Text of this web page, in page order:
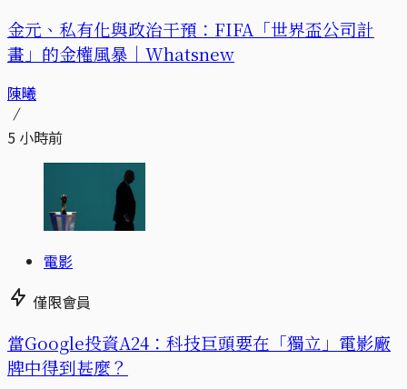
金元、私有化與政治干預：FIFA「世界盃公司計
畫」的金權風暴｜Whatsnew
陳曦
5 小時前
電影
僅限會員
當Google投資A24：科技巨頭要在「獨立」電影廠
牌中得到甚麼？